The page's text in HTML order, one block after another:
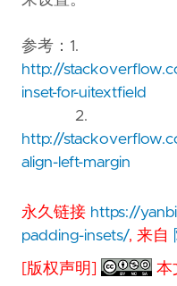
参考：1.
http://
inset-for-uitextfield
2.
http://
align-left-margin
永久链接 https://
padding-insets/, 来自
[版权声明] 本